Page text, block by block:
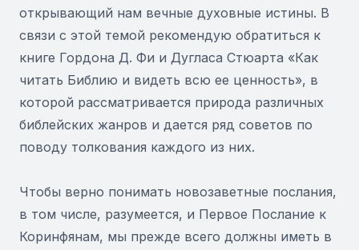
открывающий нам вечные духовные истины. В
связи с этой темой рекомендую обратиться к
книге Гордона Д. Фи и Дугласа Стюарта «Как
читать Библию и видеть всю ее ценность», в
которой рассматривается природа различных
библейских жанров и дается ряд советов по
поводу толкования каждого из них.
Чтобы верно понимать новозаветные послания,
в том числе, разумеется, и Первое Послание к
Коринфянам, мы прежде всего должны иметь в